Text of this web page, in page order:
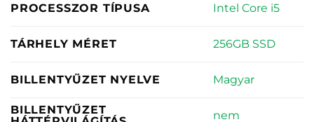
PROCESSZOR TÍPUSA Intel Core i5
TÁRHELY MÉRET 256GB SSD
BILLENTYŰZET NYELVE Magyar
BILLENTYŰZET
nem